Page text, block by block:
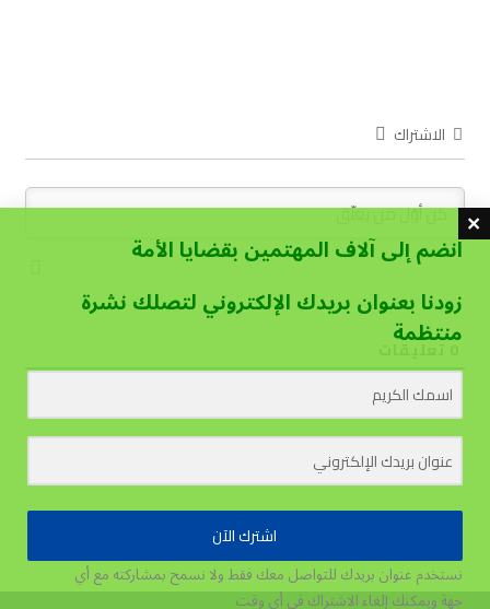
الاشتراك
انضم إلى آلاف المهتمين بقضايا الأمة
زودنا بعنوان بريدك الإلكتروني لتصلك نشرة
منتظمة
اشترك الآن
نستخدم عنوان بريدك للتواصل معك فقط ولا نسمح بمشاركته مع أي
جهةويمكنك إلغاء الاشتراك في أي وقت